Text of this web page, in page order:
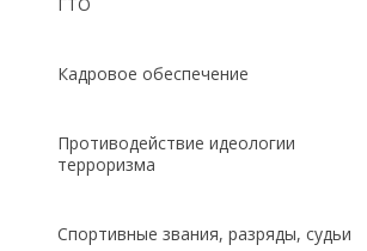
Кадровое обеспечение
Противодействие идеологии
терроризма
Спортивные звания, разряды, судьи